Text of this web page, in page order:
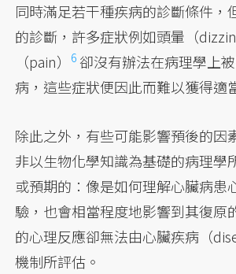
同時滿足若干種疾病的診斷條件，
的診斷， 許多症狀例如頭暈（
（pain）
6 卻沒有辦法在病理學上
病，這些症狀便因此而難以獲得適
除此之外，有些可能影響預後的因
非以生物化學知識為基礎的病理學
或預期的：像是如何理解心臟病患
驗， 也會相當程度地影響到其復原
的心理反應卻無法由心臟疾病（
機制所評估。